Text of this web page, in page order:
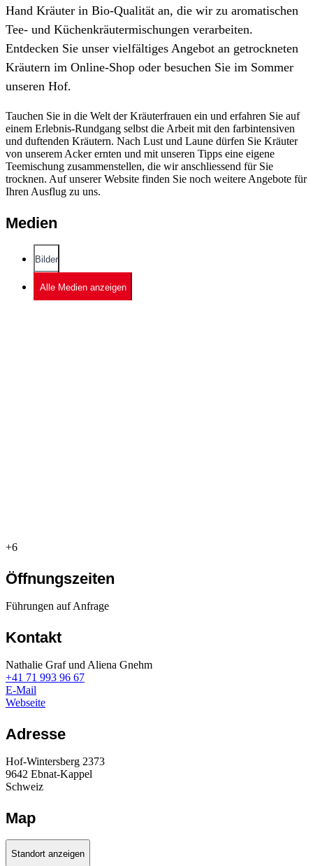
Hand Kräuter in Bio-Qualität an, die wir zu aromatischen
Tee- und Küchenkräutermischungen verarbeiten.
Entdecken Sie unser vielfältiges Angebot an getrockneten
Kräutern im Online-Shop oder besuchen Sie im Sommer
unseren Hof.
Tauchen Sie in die Welt der Kräuterfrauen ein und erfahren Sie auf
einem Erlebnis-Rundgang selbst die Arbeit mit den farbintensiven
und duftenden Kräutern. Nach Lust und Laune dürfen Sie Kräuter
von unserem Acker ernten und mit unseren Tipps eine eigene
Teemischung zusammenstellen, die wir anschliessend für Sie
trocknen. Auf unserer Website finden Sie noch weitere Angebote für
Ihren Ausflug zu uns.
Medien
Bilder
Alle Medien anzeigen
+6
Öffnungszeiten
Führungen auf Anfrage
Kontakt
Nathalie Graf undAliena Gnehm
+41 71 993 96 67
E-Mail
Webseite
Adresse
Hof-Wintersberg 2373
9642 Ebnat-Kappel
Schweiz
Map
Standort anzeigen